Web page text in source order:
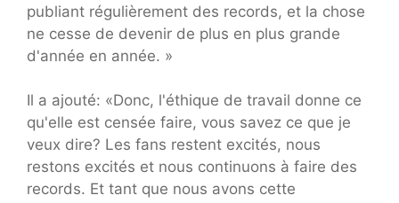
publiant régulièrement des records, et la chose
ne cesse de devenir de plus en plus grande
d'année en année. »
Il a ajouté: «Donc, l'éthique de travail donne ce
qu'elle est censée faire, vous savez ce que je
veux dire? Les fans restent excités, nous
restons excités et nous continuons à faire des
records. Et tant que nous avons cette